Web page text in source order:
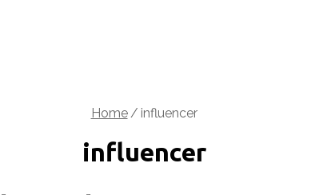
Home/ influencer
influencer